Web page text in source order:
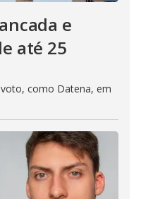
e
até 25
como Datena, em